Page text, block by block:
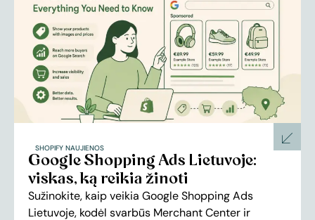
SHOPIFY NAUJIENOS
Google Shopping Ads Lietuvoje:
viskas, ką reikia žinoti
Sužinokite, kaip veikia Google Shopping Ads
Lietuvoje, kodėl svarbūs Merchant Center ir